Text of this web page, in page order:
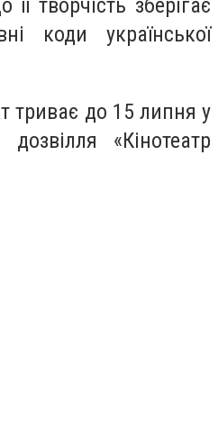
творчість зберігає
коди української
триває до 15 липня у
«Кінотеатр